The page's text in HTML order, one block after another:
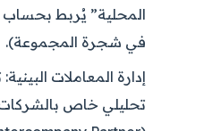
المحلية” يُربط
في شجرة المجموعة).
إدارة المعاملات البينية:
تحليلي خاص